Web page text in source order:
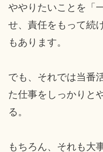
ややりたいことを「
せ、責任をもって続
もあります。
でも、それでは当番
た仕事をしっかりと
る。
もちろん、それも大